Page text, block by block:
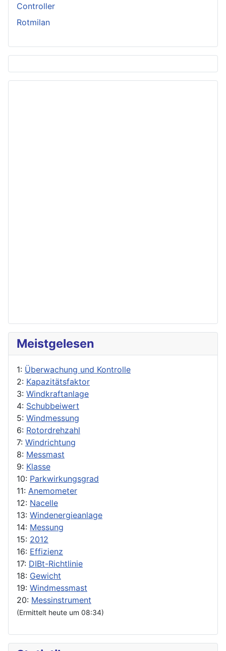
Controller
Rotmilan
Meistgelesen
1: Überwachung und Kontrolle
2: Kapazitätsfaktor
3: Windkraftanlage
4: Schubbeiwert
5: Windmessung
6: Rotordrehzahl
7: Windrichtung
8: Messmast
9: Klasse
10: Parkwirkungsgrad
11: Anemometer
12: Nacelle
13: Windenergieanlage
14: Messung
15: 2012
16: Effizienz
17: DIBt-Richtlinie
18: Gewicht
19: Windmessmast
20: Messinstrument
(Ermittelt heute um 08:34)